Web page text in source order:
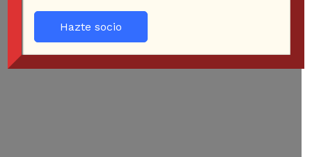
Hazte socio